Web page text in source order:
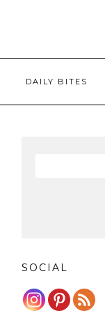
DAILY BITES
SOCIAL